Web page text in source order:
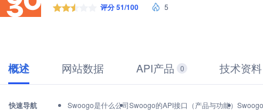
评分 51/100 5
概述 网站数据 API产品 0 技术资料
快速导航 Swoogo是什么公司Swoogo的API接口（产品与功能）